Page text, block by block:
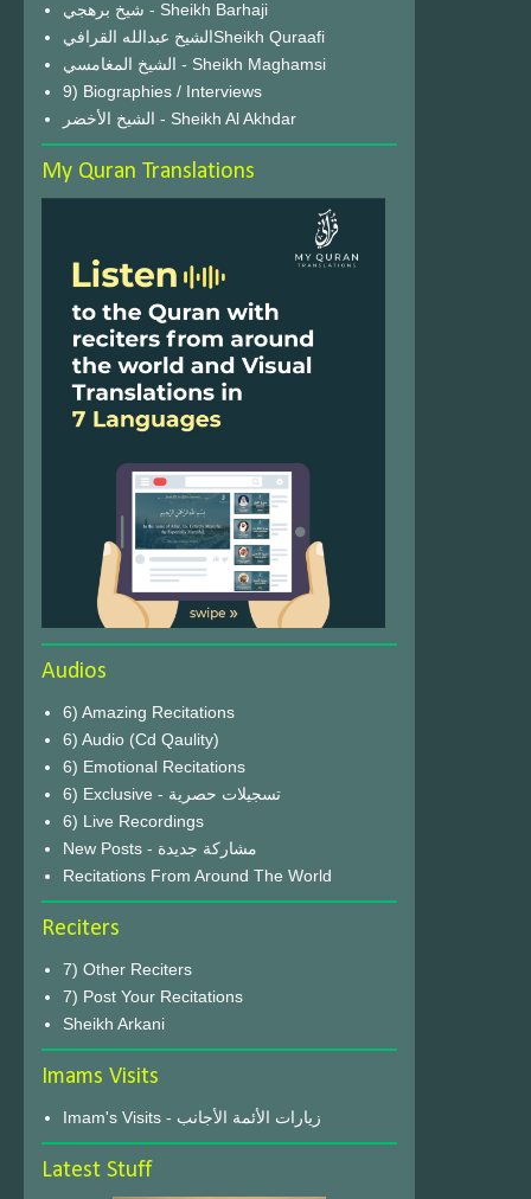
شيخ برهجي - Sheikh Barhaji
الشيخ عبدالله القرافيSheikh Quraafi
الشيخ المغامسي - Sheikh Maghamsi
9) Biographies / Interviews
الشيخ الأخضر - Sheikh Al Akhdar
My Quran Translations
Audios
6) Amazing Recitations
6) Audio (Cd Qaulity)
6) Emotional Recitations
6) Exclusive - تسجيلات حصرية
6) Live Recordings
New Posts - مشاركة جديدة
Recitations From Around The World
Reciters
7) Other Reciters
7) Post Your Recitations
Sheikh Arkani
Imams Visits
Imam's Visits - زيارات الأئمة الأجانب
Latest Stuff